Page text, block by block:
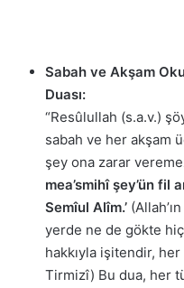
Sabah ve Akşam
Duası:
“Resûlullah (s.a.v.)
sabah ve her akşam
şey ona zarar
mea’smihî şey’ün fil
Semîul Alîm.’
yerde ne de gökte
hakkıyla işitendir,
Tirmizî) Bu dua, her